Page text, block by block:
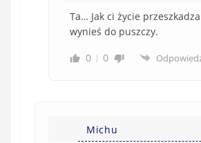
Ta… Jak ci życie
wynieś do puszczy.
0
0
Michu